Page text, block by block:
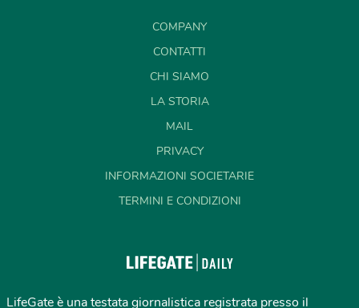
COMPANY
CONTATTI
CHI SIAMO
LA STORIA
MAIL
PRIVACY
INFORMAZIONI SOCIETARIE
TERMINI E CONDIZIONI
LifeGate è una testata giornalistica registrata presso il